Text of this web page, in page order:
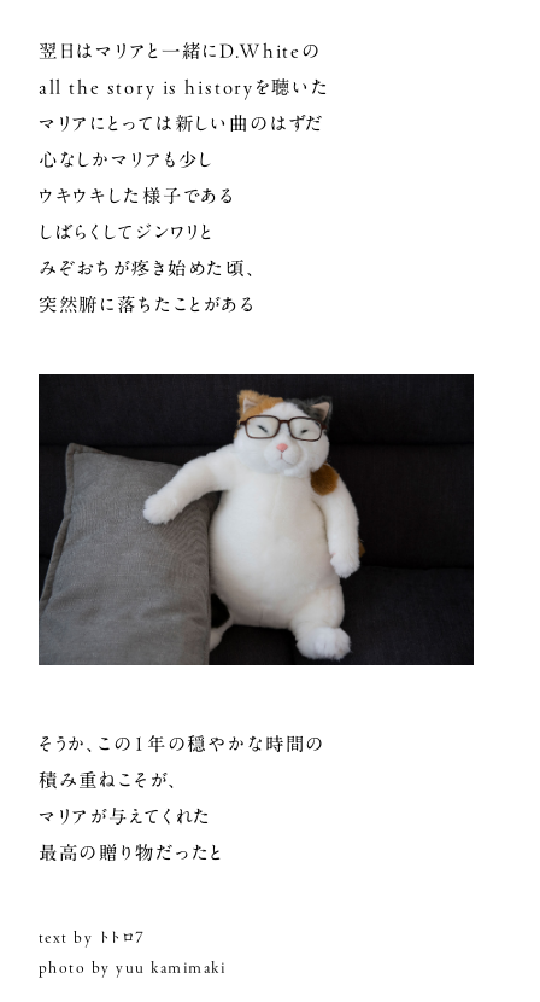
翌日はマリアと一緒にD.Whiteの
all the story is historyを聴いた
マリアにとっては新しい曲のはずだ
心なしかマリアも少し
ウキウキした様子である
しばらくしてジンワリと
みぞおちが疼き始めた頃、
突然腑に落ちたことがある
そうか、この1年の穏やかな時間の
積み重ねこそが、
マリアが与えてくれた
最高の贈り物だったと
text by トトロ７
photo by yuu kamimaki